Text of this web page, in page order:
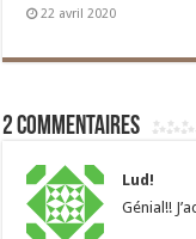
22 avril 2020
2 commentaires
Lud!
Génial!!